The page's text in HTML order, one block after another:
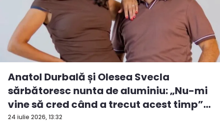
24 iulie 2026, 13:32
Anatol Durbală și Olesea Svecla
sărbătoresc nunta de aluminiu: „Nu-mi
vine să cred când a trecut acest timp”
...